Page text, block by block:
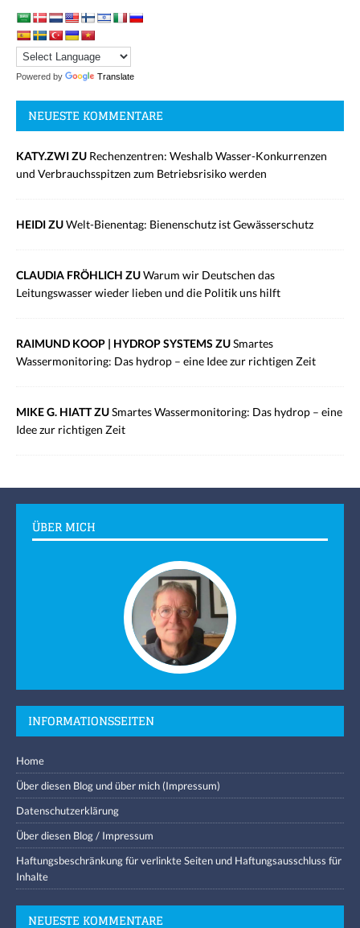
Powered by Translate
NEUESTE KOMMENTARE
KATY.ZWI ZU Rechenzentren: Weshalb Wasser-Konkurrenzen
und Verbrauchsspitzen zum Betriebsrisiko werden
HEIDI ZUWelt-Bienentag: Bienenschutz ist Gewässerschutz
CLAUDIA FRÖHLICH ZUWarum wir Deutschen das
Leitungswasser wieder lieben und die Politik uns hilft
RAIMUND KOOP | HYDROP SYSTEMS ZUSmartes
Wassermonitoring: Das hydrop – eine Idee zur richtigen Zeit
MIKE G. HIATT ZUSmartes Wassermonitoring: Das hydrop – eine
Idee zur richtigen Zeit
ÜBER MICH
INFORMATIONSSEITEN
Home
Über diesen Blog und über mich (Impressum)
Datenschutzerklärung
Über diesen Blog / Impressum
Haftungsbeschränkung für verlinkte Seiten und Haftungsausschluss für
Inhalte
NEUESTE KOMMENTARE